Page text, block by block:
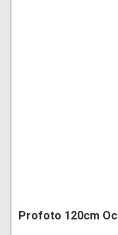
Profoto 120cm